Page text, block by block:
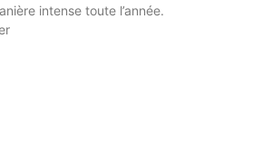
intense toute l’année.